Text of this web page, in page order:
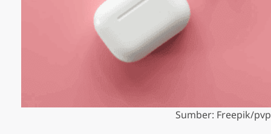
Sumber: Freepik/